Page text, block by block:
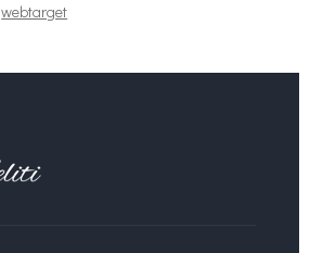
webtarget